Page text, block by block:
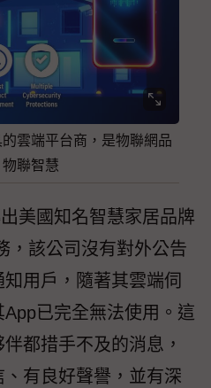
雲端平台商，是物聯網品
聯智慧
美國知名智慧家居品牌
，該公司沒有對外公告
用戶，隨著其雲端伺
已完全無法使用。這
都措手不及的消息，
有良好聲譽，並有深